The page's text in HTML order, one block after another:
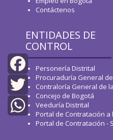
Facebook
Twitter
WhatsApp
Contáctenos
ENTIDADES DE
CONTROL
Personería Distrital
Procuraduría General
Contraloría General de
Concejo de Bogotá
Veeduría Distrital
Portal de Contratación a
Portal de Contratación -